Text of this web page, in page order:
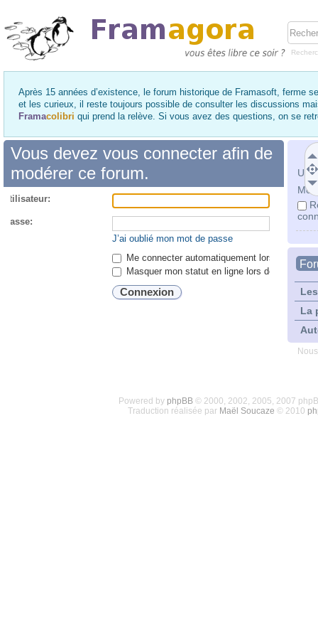
Après 15 années d’existence, le forum historique de Framasoft, ferme
et les curieux, il reste toujours possible de consulter les discussions
Framacolibri qui prend la relève. Si vous avez des questions, on se
Mot
La
Vous devez vous connecter afin de
modérer ce forum.
passe:
J’ai oublié mon mot de passe
Me connecter automatiquement lors de
Masquer mon statut en ligne lors de cette
Powered by phpBB© 2000, 2002, 2005, 2007
Traduction réalisée par Maël Soucaze © 2010